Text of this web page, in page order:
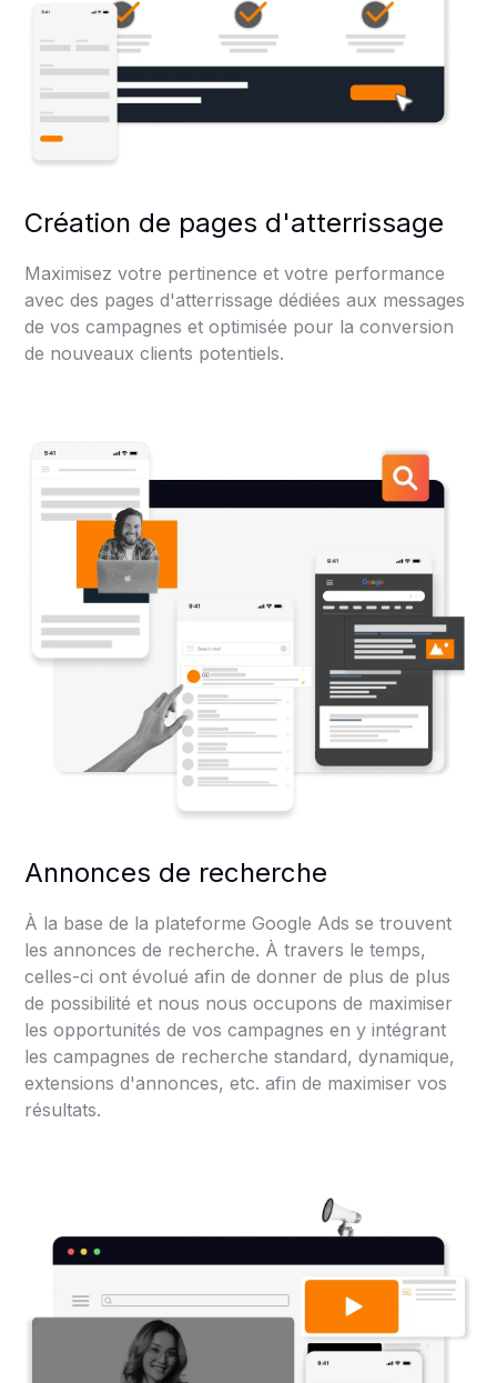
Création de pages d'atterrissage
Maximisez votre pertinence et votre performance
avec des pages d'atterrissage dédiées aux messages
de vos campagnes et optimisée pour la conversion
de nouveaux clients potentiels.
Annonces de recherche
À la base de la plateforme Google Ads se trouvent
les annonces de recherche. À travers le temps,
celles-ci ont évolué afin de donner de plus de plus
de possibilité et nous nous occupons de maximiser
les opportunités de vos campagnes en y intégrant
les campagnes de recherche standard, dynamique,
extensions d'annonces, etc. afin de maximiser vos
résultats.